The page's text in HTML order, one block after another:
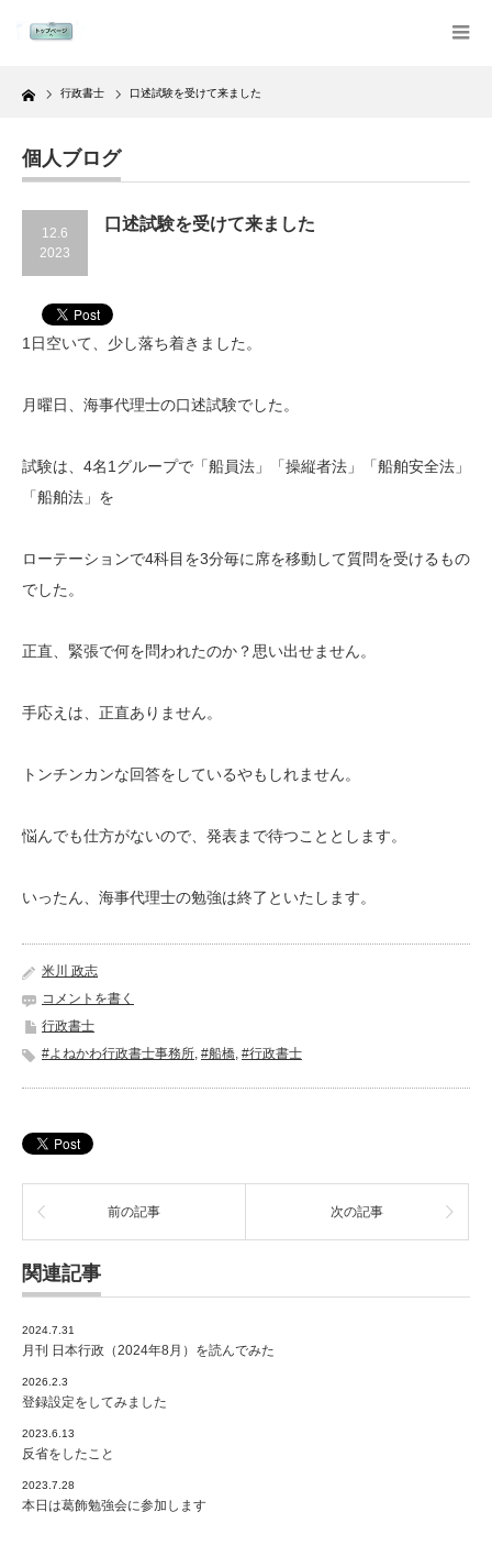
Home 行政書士 口述試験を受けて来ました
個人ブログ
12.6
2023
口述試験を受けて来ました
1日空いて、少し落ち着きました。
月曜日、海事代理士の口述試験でした。
試験は、4名1グループで「船員法」「操縦者法」「船舶安全法」
「船舶法」を
ローテーションで4科目を3分毎に席を移動して質問を受けるもの
でした。
正直、緊張で何を問われたのか？思い出せません。
手応えは、正直ありません。
トンチンカンな回答をしているやもしれません。
悩んでも仕方がないので、発表まで待つこととします。
いったん、海事代理士の勉強は終了といたします。
米川 政志
コメントを書く
行政書士
#よねかわ行政書士事務所, #船橋, #行政書士
前の記事 次の記事
関連記事
2024.7.31
月刊 日本行政（2024年8月）を読んでみた
2026.2.3
登録設定をしてみました
2023.6.13
反省をしたこと
2023.7.28
本日は葛飾勉強会に参加します